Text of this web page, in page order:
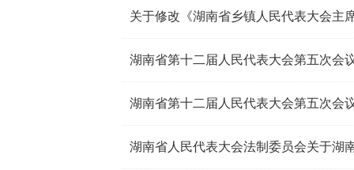
湖南省第十二届人民代表大会第五次会
湖南省第十二届人民代表大会第五次会